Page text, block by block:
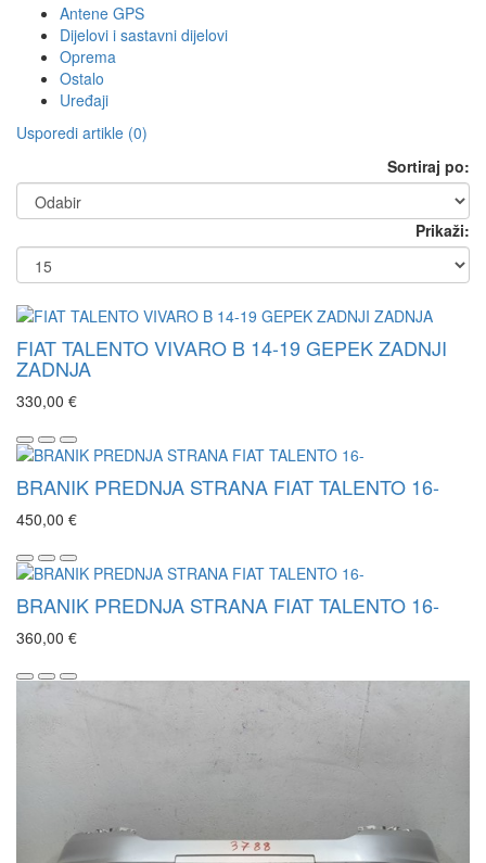
Antene GPS
Dijelovi i sastavni dijelovi
Oprema
Ostalo
Uređaji
Usporedi artikle (0)
Sortiraj po:
Prikaži:
FIAT TALENTO VIVARO B 14-19 GEPEK ZADNJI
ZADNJA
330,00 €
BRANIK PREDNJA STRANA FIAT TALENTO 16-
450,00 €
BRANIK PREDNJA STRANA FIAT TALENTO 16-
360,00 €